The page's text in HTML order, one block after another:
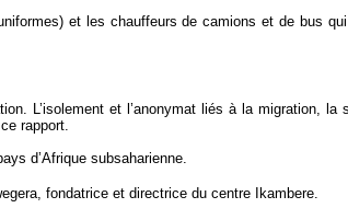
et les chauffeurs de camions et de bus
L’isolement et l’anonymat liés à la migration, la
rapport.
d’Afrique subsaharienne.
fondatrice et directrice du centre Ikambere.